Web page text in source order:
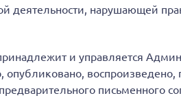
деятельности, нарушающей
и управляется
письменного